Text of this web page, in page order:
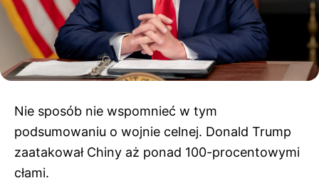
Nie sposób nie wspomnieć w tym
podsumowaniu o wojnie celnej. Donald Trump
zaatakował Chiny aż ponad 100-procentowymi
cłami.